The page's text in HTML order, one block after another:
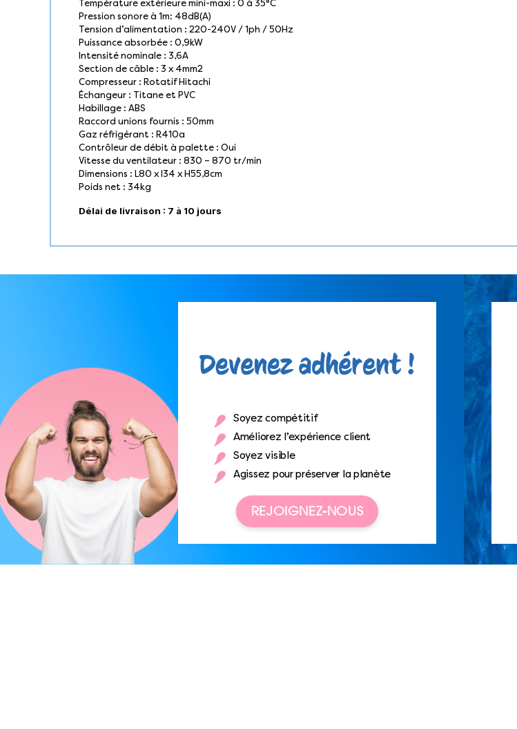
Température extérieure mini-maxi : 0 à 35°C
Pression sonore à 1m: 48dB(A)
Tension d’alimentation : 220-240V / 1ph / 50Hz
Puissance absorbée : 0,9kW
Intensité nominale : 3,6A
Section de câble : 3 x 4mm2
Compresseur : Rotatif Hitachi
Échangeur : Titane et PVC
Habillage : ABS
Raccord unions fournis : 50mm
Gaz réfrigérant : R410a
Contrôleur de débit à palette : Oui
Vitesse du ventilateur : 830 – 870 tr/min
Dimensions : L80 x l34 x H55,8cm
Poids net : 34kg
Délai de livraison : 7 à 10 jours
Soyez compétitif
Améliorez l’expérience client
Soyez visible
Agissez pour préserver la planète
REJOIGNEZ-NOUS